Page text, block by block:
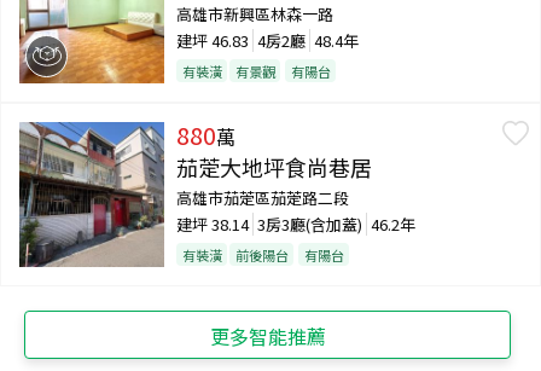
高雄市新興區林森一路
建坪46.83 4房2廳 48.4年
有裝潢 有景觀 有陽台
880萬
茄萣大地坪食尚巷居
高雄市茄萣區茄萣路二段
建坪38.14 3房3廳(含加蓋) 46.2年
有裝潢 前後陽台 有陽台
更多智能推薦